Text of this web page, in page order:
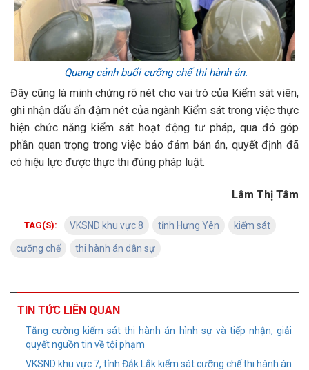
Quang cảnh buổi cưỡng chế thi hành án.
Đây cũng là minh chứng rõ nét cho vai trò của Kiểm sát viên,
ghi nhận dấu ấn đậm nét của ngành Kiểm sát trong việc thực
hiện chức năng kiểm sát hoạt động tư pháp, qua đó góp
phần quan trọng trong việc bảo đảm bản án, quyết định đã
có hiệu lực được thực thi đúng pháp luật.
Lâm Thị Tâm
TAG(S): VKSND khu vực 8 tỉnh Hưng Yên kiểm sát
cưỡng chế thi hành án dân sự
TIN TỨC LIÊN QUAN
Tăng cường kiểm sát thi hành án hình sự và tiếp nhận, giải
quyết nguồn tin về tội phạm
VKSND khu vực 7, tỉnh Đắk Lắk kiểm sát cưỡng chế thi hành án